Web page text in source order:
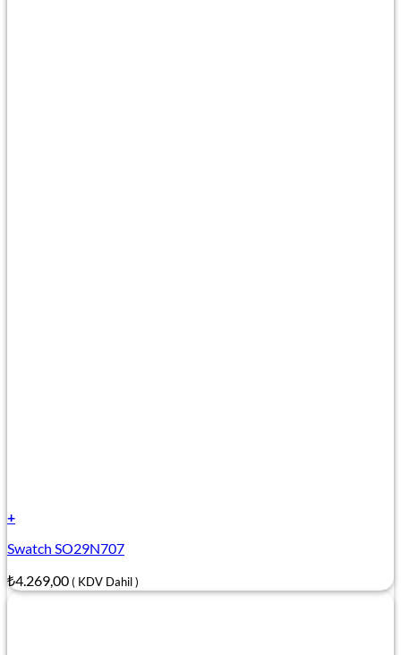
+
Swatch SO29N707
₺4.269,00( KDV Dahil )